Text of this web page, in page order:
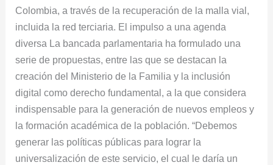
Colombia, a través de la recuperación de la malla vial,
incluida la red terciaria. El impulso a una agenda
diversa La bancada parlamentaria ha formulado una
serie de propuestas, entre las que se destacan la
creación del Ministerio de la Familia y la inclusión
digital como derecho fundamental, a la que considera
indispensable para la generación de nuevos empleos y
la formación académica de la población. “Debemos
generar las políticas públicas para lograr la
universalización de este servicio, el cual le daría un